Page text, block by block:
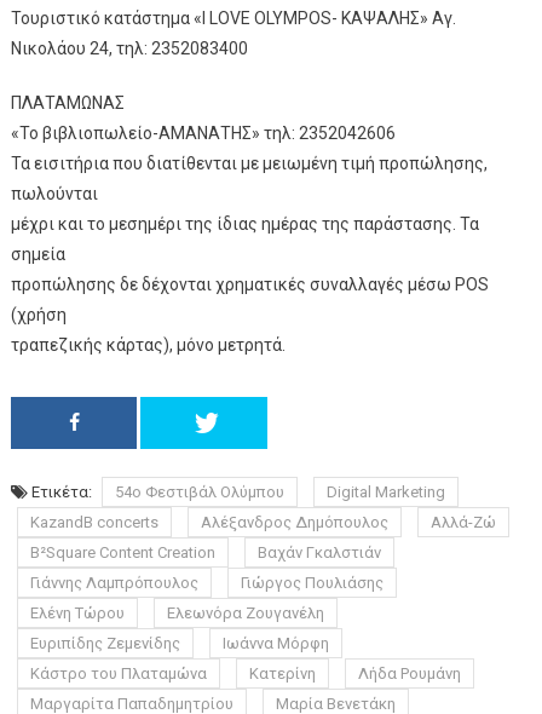
Τουριστικό κατάστημα «I LOVE OLYMPOS- ΚΑΨΑΛΗΣ» Αγ.
Νικολάου 24, τηλ: 2352083400
ΠΛΑΤΑΜΩΝΑΣ
«Το βιβλιοπωλείο-ΑΜΑΝΑΤΗΣ» τηλ: 2352042606
Τα εισιτήρια που διατίθενται με μειωμένη τιμή προπώλησης,
πωλούνται
μέχρι και το μεσημέρι της ίδιας ημέρας της παράστασης. Τα
σημεία
προπώλησης δε δέχονται χρηματικές συναλλαγές μέσω POS
(χρήση
τραπεζικής κάρτας), μόνο μετρητά.
Ετικέτα: 54ο Φεστιβάλ Ολύμπου
Digital Marketing
KazandB concerts
Αλέξανδρος Δημόπουλος
Αλλά-Ζώ
Β²Square Content Creation
Βαχάν Γκαλστιάν
Γιάννης Λαμπρόπουλος
Γιώργος Πουλιάσης
Ελένη Τώρου
Ελεωνόρα Ζουγανέλη
Ευριπίδης Ζεμενίδης
Ιωάννα Μόρφη
Κάστρο του Πλαταμώνα
Κατερίνη
Λήδα Ρουμάνη
Μαργαρίτα Παπαδημητρίου
Μαρία Βενετάκη